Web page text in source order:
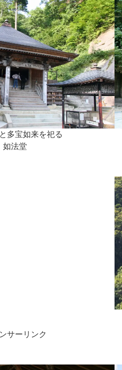
多宝如来を祀る
如法堂
サーリンク